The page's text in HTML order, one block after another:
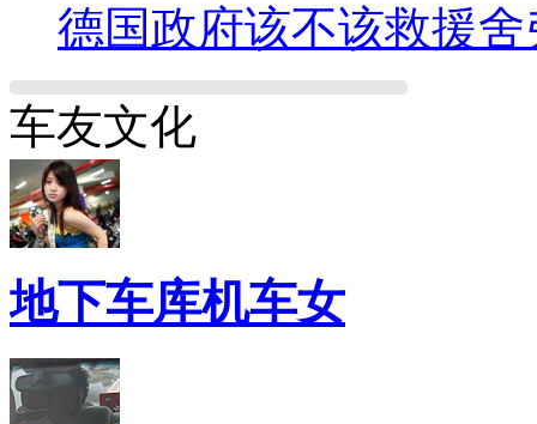
德国政府该不该救援舍
车友文化
地下车库机车女